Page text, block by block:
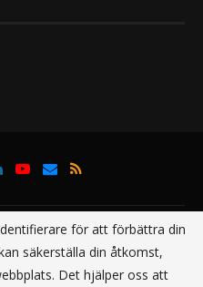
för att förbättra din
säkerställa din åtkomst,
Det hjälper oss att